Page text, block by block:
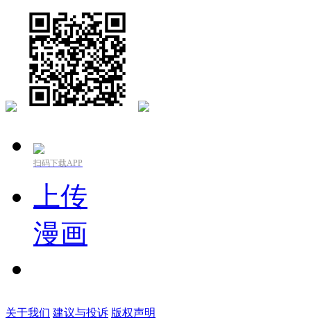
扫码下载APP
上传
漫画
关于我们 建议与投诉 版权声明